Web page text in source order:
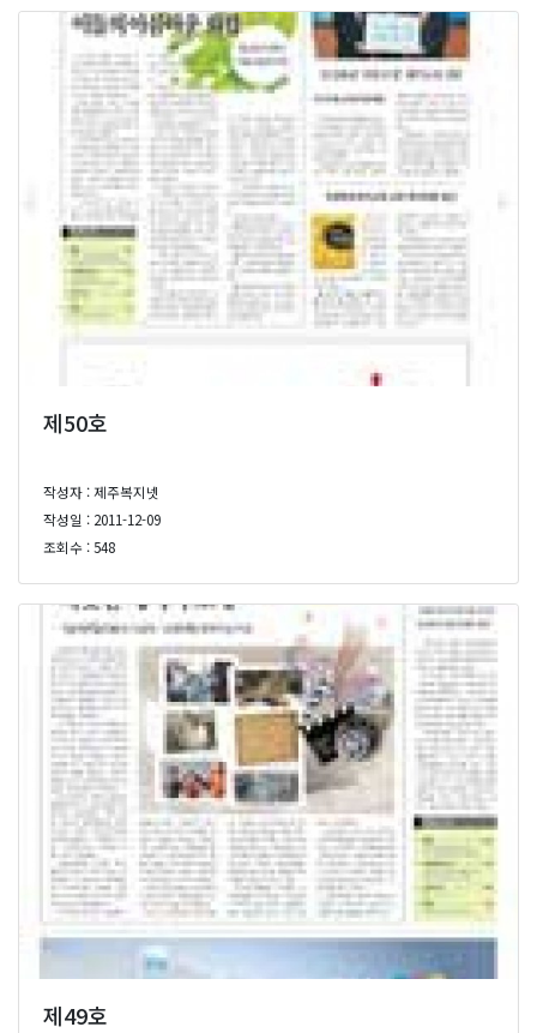
제50호
작성자 : 제주복지넷
작성일 : 2011-12-09
조회수 : 548
제49호